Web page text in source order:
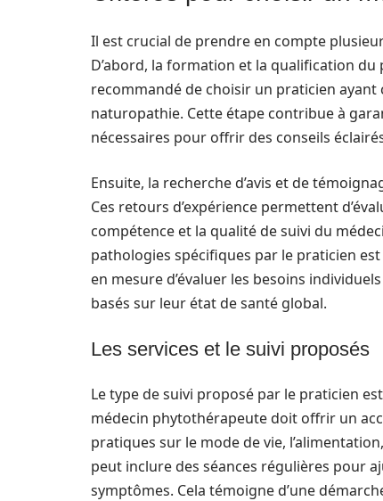
Il est crucial de prendre en compte
D’abord, la formation et la qualification
recommandé de choisir un praticien
naturopathie. Cette étape contribue à
nécessaires pour offrir des conseils
Ensuite, la recherche d’avis et de
Ces retours d’expérience permettent
compétence et la qualité de suivi du
pathologies spécifiques par le praticien
en mesure d’évaluer les besoins
basés sur leur état de santé global.
Les services et le suivi proposés
Le type de suivi proposé par le praticien
médecin phytothérapeute doit offrir un
pratiques sur le mode de vie,
peut inclure des séances régulières pour
symptômes. Cela témoigne d’une